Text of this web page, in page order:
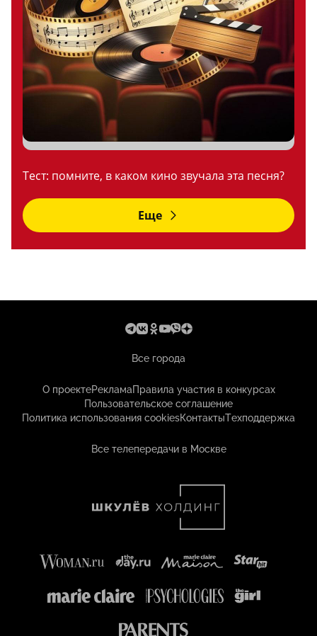
Тест: помните, в каком кино звучала эта песня?
Еще
Все города
О проектеРекламаПравила участия в конкурсах
Пользовательское соглашение
Политика использования cookiesКонтактыТехподдержка
Все телепередачи в Москве